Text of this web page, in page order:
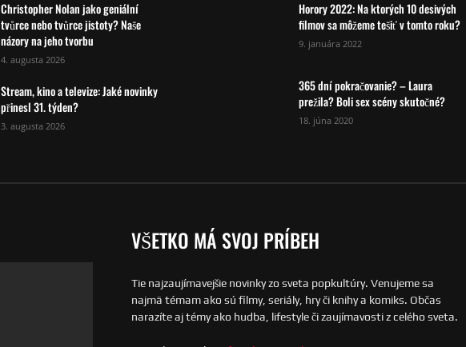
Christopher Nolan jako geniální
tvůrce nebo tvůrce jistoty? Naše
názory na jeho tvorbu
4. augusta 2026
Stream, kino a televize: Jaké novinky
přinesl 31. týden?
3. augusta 2026
Horory 2022: Na ktorých 10 desivých
filmov sa môžeme tešiť v tomto roku?
9. januára 2022
365 dní pokračovanie? – Laura
prežila? Boli sex scény skutočné?
18. júna 2020
VŠETKO MÁ SVOJ PRÍBEH
Tie najzaujímavejšie novinky zo sveta popkultúry. Venujeme sa
najmä témam ako sú filmy, seriály, hry či knihy a komiks. Občas
narazíte aj témy ako hudba, lifestyle či zaujímavosti z celého sveta.